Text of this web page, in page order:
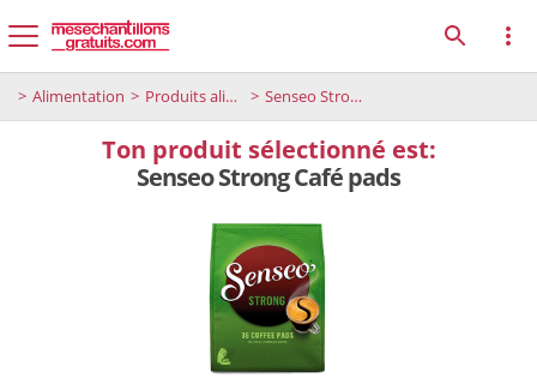
Alimentation Produits alimentaires Senseo Strong Café pads
Ton produit sélectionné est:
Senseo Strong Café pads